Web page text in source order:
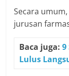
Secara
jurusan
Baca juga: 9
Lulus